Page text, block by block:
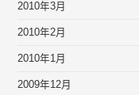
2010年3月
2010年2月
2010年1月
2009年12月